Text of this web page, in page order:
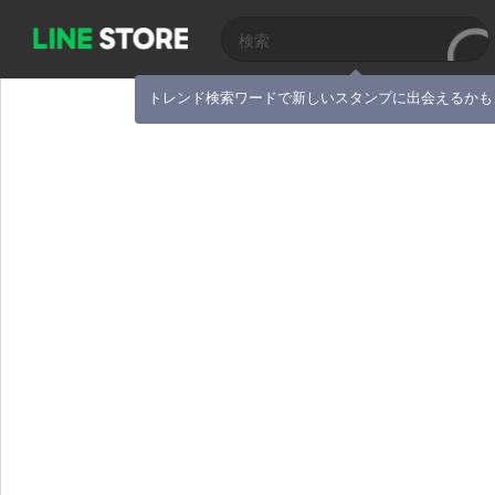
トレンド検索ワードで新しいスタンプに出会えるか